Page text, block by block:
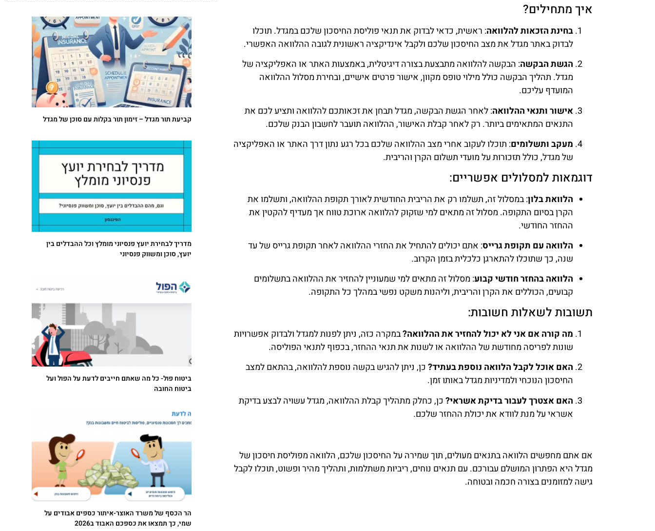
איך מתחילים?
בחינת הזכאות להלוואה: ראשית, כדאי לבדוק את תנאי פוליסת החיסכון שלכם במגדל. תוכלו
לבדוק באתר מגדל את מצב החיסכון שלכם ולקבל אינדיקציה ראשונית לגובה ההלוואה האפשרי.
הגשת הבקשה: הבקשה להלוואה מתבצעת בצורה דיגיטלית, באמצעות האתר או האפליקציה של
מגדל. תהליך הבקשה כולל מילוי טופס מקוון, אישור פרטים אישיים, ובחירת מסלול ההלוואה
המועדף עליכם.
אישור ותנאי ההלוואה: לאחר הגשת הבקשה, מגדל תבחן את זכאותכם להלוואה ותציע לכם את
התנאים המתאימים ביותר. רק לאחר קבלת האישור, ההלוואה תועבר לחשבון הבנק שלכם.
מעקב ותשלומים: תוכלו לעקוב אחרי מצב ההלוואה שלכם בכל רגע נתון דרך האתר או האפליקציה
של מגדל, כולל תזכורות על מועדי תשלום הקרן והריבית.
דוגמאות למסלולים אפשריים:
הלוואת בלון: במסלול זה, תשלמו רק את הריבית החודשית לאורך תקופת ההלוואה, ותשלמו את
הקרן בסיום התקופה. מסלול זה מתאים למי שזקוק להלוואה ארוכת טווח אך מעדיף להקטין את
ההחזר החודשי.
הלוואה עם תקופת גרייס: אתם יכולים להתחיל את החזרי ההלוואה לאחר תקופת גרייס של עד
שנה, כך שתוכלו להתארגן כלכלית בזמן הקרוב.
הלוואה בהחזר חודשי קבוע: מסלול זה מתאים למי שמעוניין להחזיר את ההלוואה בתשלומים
קבועים, הכוללים את הקרן והריבית, וליהנות משקט נפשי במהלך כל התקופה.
תשובות לשאלות חשובות:
מה קורה אם אני לא יכול להחזיר את ההלוואה?במקרה כזה, ניתן לפנות למגדל ולבדוק אפשרויות
שונות לפריסה מחודשת של ההלוואה או לשנות את תנאי ההחזר, בכפוף לתנאי הפוליסה.
האם אוכל לקבל הלוואה נוספת בעתיד?כן, ניתן להגיש בקשה נוספת להלוואה, בהתאם למצב
החיסכון הנוכחי ולמדיניות מגדל באותו זמן.
האם אצטרך לעבור בדיקת אשראי?כן, כחלק מתהליך קבלת ההלוואה, מגדל עשויה לבצע בדיקת
אשראי על מנת לוודא את יכולת ההחזר שלכם.
אם אתם מחפשים הלוואה בתנאים מעולים, תוך שמירה על החיסכון שלכם, הלוואה מפוליסת חיסכון של
מגדל היא הפתרון המושלם עבורכם. עם תנאים נוחים, ריביות משתלמות, ותהליך מהיר ופשוט, תוכלו לקבל
גישה למזומנים בצורה חכמה ובטוחה.
קביעת תור מגדל – זימון תור בקלות עם סוכן של מגדל
מדריך לבחירת יועץ פנסיוני מומלץ וכל ההבדלים בין
יועץ, סוכן ומשווק פנסיוני
ביטוח פול- כל מה שאתם חייבים לדעת על הפול ועל
ביטוח החובה
הר הכסף של משרד האוצר-איתור כספים אבודים על
שמי, כך תמצאו את כספכם האבוד ב2026